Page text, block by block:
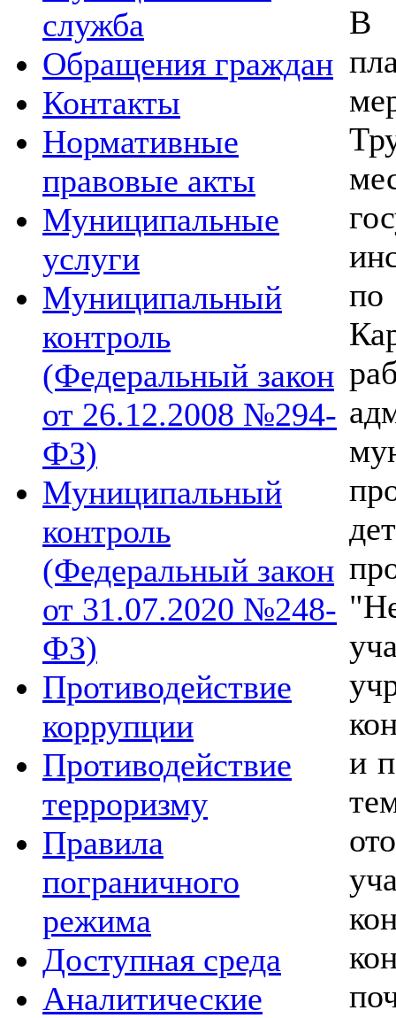
служба
Обращения граждан
Контакты
Нормативные
правовые акты
Муниципальные
услуги
Муниципальный
контроль
(Федеральный закон
от 26.12.2008 №294-
ФЗ)
Муниципальный
контроль
(Федеральный закон
от 31.07.2020 №248-
ФЗ)
Противодействие
коррупции
Противодействие
терроризму
Правила
пограничного
режима
Доступная среда
Аналитические
В
по
и